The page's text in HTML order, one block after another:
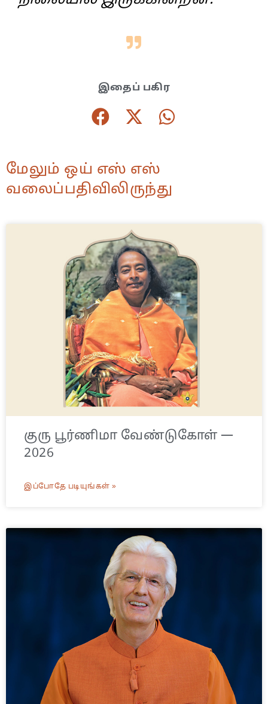
இதைப் பகிர
மேலும் ஒய் எஸ் எஸ்
வலைப்பதிவிலிருந்து
குரு பூர்ணிமா வேண்டுகோள் —
2026
இப்போதே படியுங்கள் »